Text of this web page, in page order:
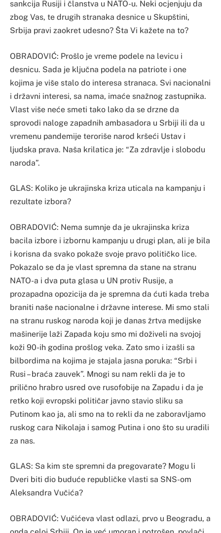
sankcija Rusiji i članstva u NATO-u. Neki ocjenjuju da
zbog Vas, te drugih stranaka desnice u Skupštini,
Srbija pravi zaokret udesno? Šta Vi kažete na to?
OBRADOVIĆ: Prošlo je vreme podele na levicu i
desnicu. Sada je ključna podela na patriote i one
kojima je više stalo do interesa stranaca. Svi nacionalni
i državni interesi, sa nama, imaće snažnog zastupnika.
Vlast više neće smeti tako lako da se drzne da
sprovodi naloge zapadnih ambasadora u Srbiji ili da u
vremenu pandemije teroriše narod kršeći Ustav i
ljudska prava. Naša krilatica je: “Za zdravlje i slobodu
naroda”.
GLAS: Koliko je ukrajinska kriza uticala na kampanju i
rezultate izbora?
OBRADOVIĆ: Nema sumnje da je ukrajinska kriza
bacila izbore i izbornu kampanju u drugi plan, ali je bila
i korisna da svako pokaže svoje pravo političko lice.
Pokazalo se da je vlast spremna da stane na stranu
NATO-a i dva puta glasa u UN protiv Rusije, a
prozapadna opozicija da je spremna da ćuti kada treba
braniti naše nacionalne i državne interese. Mi smo stali
na stranu ruskog naroda koji je danas žrtva medijske
mašinerije laži Zapada koju smo mi doživeli na svojoj
koži 90-ih godina prošlog veka. Zato smo i izašli sa
bilbordima na kojima je stajala jasna poruka: “Srbi i
Rusi – braća zauvek”. Mnogi su nam rekli da je to
prilično hrabro usred ove rusofobije na Zapadu i da je
retko koji evropski političar javno stavio sliku sa
Putinom kao ja, ali smo na to rekli da ne zaboravljamo
ruskog cara Nikolaja i samog Putina i ono što su uradili
za nas.
GLAS: Sa kim ste spremni da pregovarate? Mogu li
Dveri biti dio buduće republičke vlasti sa SNS-om
Aleksandra Vučića?
OBRADOVIĆ: Vučićeva vlast odlazi, prvo u Beogradu, a